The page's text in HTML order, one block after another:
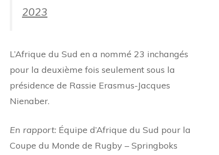
2023
L’Afrique du Sud en a nommé 23 inchangés
pour la deuxième fois seulement sous la
présidence de Rassie Erasmus-Jacques
Nienaber.
En rapport: Équipe d’Afrique du Sud pour la
Coupe du Monde de Rugby – Springboks